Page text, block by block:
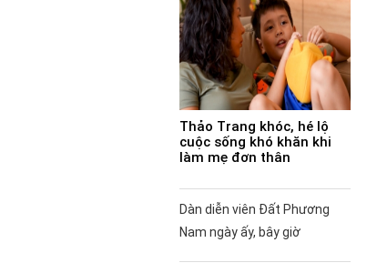
Thảo Trang khóc, hé lộ
cuộc sống khó khăn khi
làm mẹ đơn thân
Dàn diễn viên Đất Phương
Nam ngày ấy, bây giờ